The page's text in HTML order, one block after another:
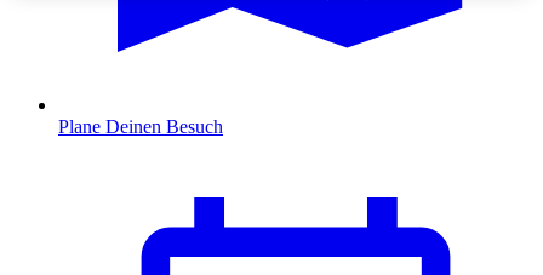
Plane Deinen Besuch